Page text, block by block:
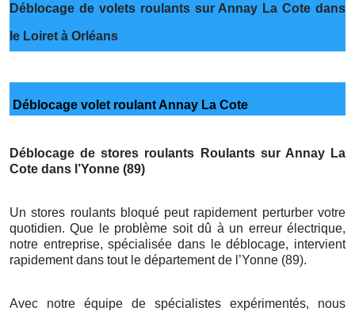
Déblocage de volets roulants sur Annay La Cote dans
le Loiret à Orléans
Déblocage volet roulant Annay La Cote
Déblocage de stores roulants Roulants sur Annay La
Cote dans l’Yonne (89)
Un stores roulants bloqué peut rapidement perturber votre
quotidien. Que le problème soit dû à un erreur électrique,
notre entreprise, spécialisée dans le déblocage, intervient
rapidement dans tout le département de l’Yonne (89).
Avec notre équipe de spécialistes expérimentés, nous